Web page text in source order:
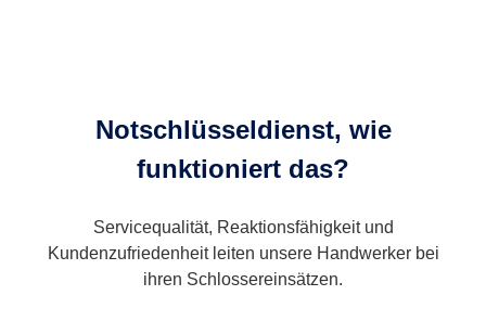
Notschlüsseldienst, wie
funktioniert das?
Servicequalität, Reaktionsfähigkeit und
Kundenzufriedenheit leiten unsere Handwerker bei
ihren Schlossereinsätzen.